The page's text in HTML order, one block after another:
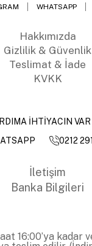
WHATSAPP
Hakkımızda
Gizlilik & Güvenlik
Teslimat & İade
KVKK
İHTİYACIN VAR
0212
İletişim
Banka Bilgileri
16:00’ya kadar